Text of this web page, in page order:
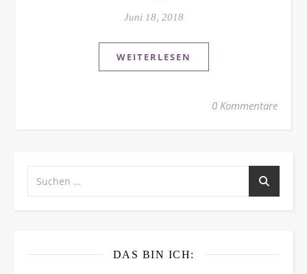
Juni 18, 2018
WEITERLESEN
0 Kommentare
DAS BIN ICH: